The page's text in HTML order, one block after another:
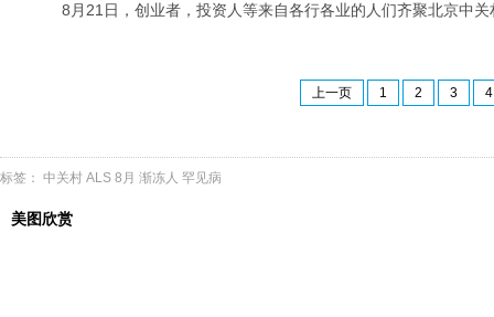
8月21日，创业者，投资人等来自各行各业的人们齐聚北京中关
上一页 1 2 3 4
标签： 中关村 ALS 8月 渐冻人 罕见病
美图欣赏